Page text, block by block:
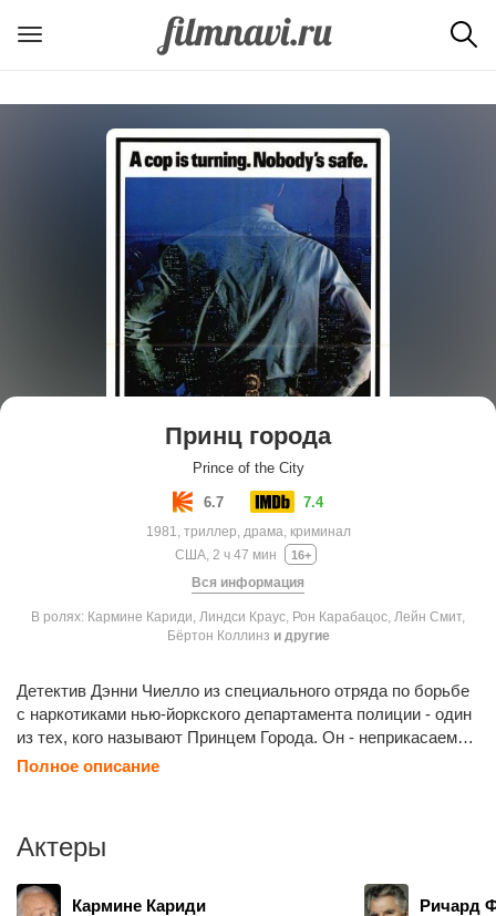
Принц города
Prince of the City
6.7 7.4
1981, триллер, драма, криминал
США, 2 ч 47 мин
16+
Вся информация
В ролях: Кармине Кариди, Линдси Краус, Рон Карабацос, Лейн Смит,
Бёртон Коллинз и другие
Детектив Дэнни Чиелло из специального отряда по борьбе
с наркотиками нью-йоркского департамента полиции - один
из тех, кого называют Принцем Города. Он - неприкасаемый
элитный коп, профессионал, которому, как говорится, «море
для этого ему придется предать своих друзей и
Полное описание
Актеры
Кармине Кариди Ричард